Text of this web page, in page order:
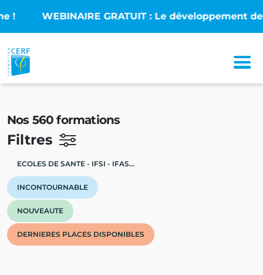
: Le développement des sciences
Nos 560 formations
Filtres
ECOLES DE SANTE - IFSI - IFAS...
INCONTOURNABLE
NOUVEAUTE
DERNIERES PLACES DISPONIBLES